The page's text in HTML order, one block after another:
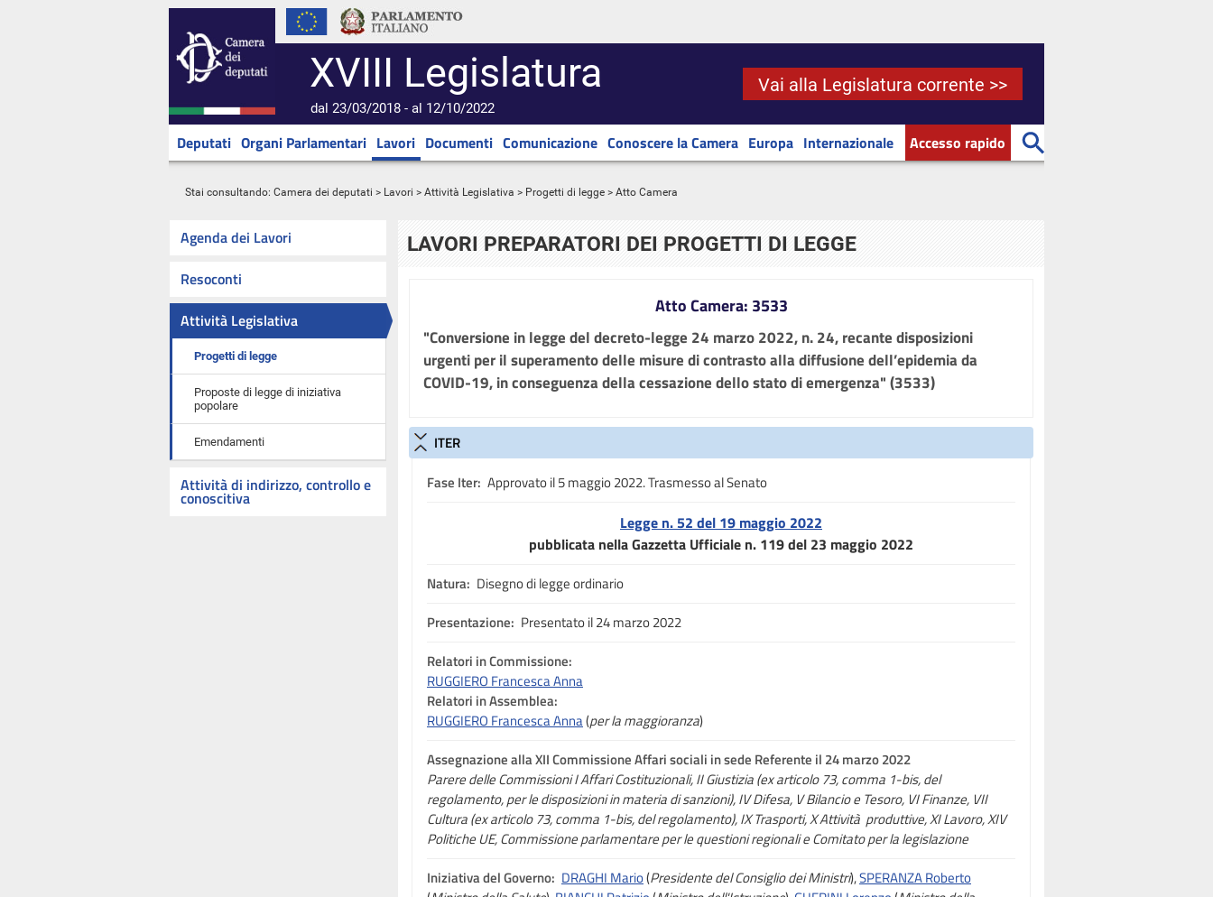
XVIII Legislatura
dal 23/03/2018 - al 12/10/2022
Vai alla Legislatura corrente >>
Deputati Organi Parlamentari Lavori Documenti Comunicazione Conoscere la Camera Europa Internazionale Accesso rapido
Stai consultando: Camera dei deputati > Lavori > Attività Legislativa > Progetti di legge > Atto Camera
Agenda dei Lavori
Resoconti
Attività Legislativa
Progetti di legge
Proposte di legge di iniziativa
popolare
Emendamenti
Attività di indirizzo, controllo e
conoscitiva
LAVORI PREPARATORI DEI PROGETTI DI LEGGE
Atto Camera: 3533
"Conversione in legge del decreto-legge 24 marzo 2022, n. 24, recante disposizioni
urgenti per il superamento delle misure di contrasto alla diffusione dell’epidemia da
COVID-19, in conseguenza della cessazione dello stato di emergenza" (3533)
ITER
Fase Iter: Approvato il 5 maggio 2022. Trasmesso al Senato
Legge n. 52 del 19 maggio 2022
pubblicata nella Gazzetta Ufficiale n. 119 del 23 maggio 2022
Natura: Disegno di legge ordinario
Presentazione: Presentato il 24 marzo 2022
Relatori in Commissione:
RUGGIERO Francesca Anna
Relatori in Assemblea:
RUGGIERO Francesca Anna(per la maggioranza)
Assegnazionealla XII Commissione Affari sociali in sede Referente il 24 marzo 2022
Parere delle Commissioni I Affari Costituzionali, II Giustizia (ex articolo 73, comma 1-bis, del
regolamento, per le disposizioni in materia di sanzioni), IV Difesa, V Bilancio e Tesoro, VI Finanze, VII
Cultura (ex articolo 73, comma 1-bis, del regolamento), IX Trasporti, X Attività produttive, XI Lavoro, XIV
Politiche UE, Commissione parlamentare per le questioni regionali e Comitato per la legislazione
Iniziativa del Governo: DRAGHI Mario(Presidente del Consiglio dei Ministri),SPERANZA Roberto